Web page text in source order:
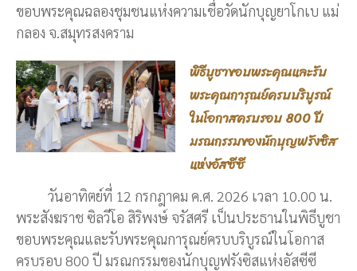
ขอบพระคุณฉลองชุมชนแห่งความเชื่อวัดนักบุญยาโกเบ แม่
กลอง จ.สมุทรสงคราม
พิธีบูชาขอบพระคุณและรับ
พระคุณการุณย์ครบบริบูรณ์
ในโอกาสครบรอบ 800 ปี
มรณกรรมของนักบุญฟรังซิส
แห่งอัสซีซี
วันอาทิตย์ที่ 12 กรกฎาคม ค.ศ. 2026 เวลา 10.00 น.
พระสังฆราช ซิลวีโอ สิริพงษ์ จรัสศรี เป็นประธานในพิธีบูชา
ขอบพระคุณและรับพระคุณการุณย์ครบบริบูรณ์ในโอกาส
ครบรอบ 800 ปี มรณกรรมของนักบุญฟรังซิสแห่งอัสซีซี